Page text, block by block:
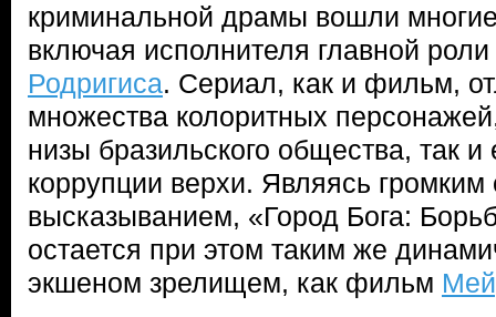
криминальной драмы вошли
включая исполнителя главной роли
Родригиса. Сериал, как и фильм,
множества колоритных
низы бразильского общества, так и
коррупции верхи. Являясь
высказыванием, «Город Бога:
остается при этом таким же
экшеном зрелищем, как фильм